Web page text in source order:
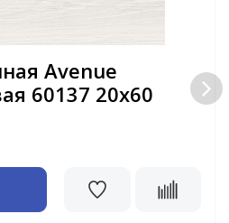
Avenue
60137 20х60